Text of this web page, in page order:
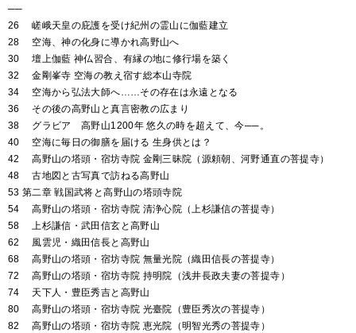
──
26 嵯峨天皇の庇護を受け紀州の霊山に伽藍建立
28 空海、神の化身に導かれ高野山へ
30 壇上伽藍 神仏習合、有縁の地に修行場を築く
32 金剛峯寺 空海の教え宿す総本山寺院
34 空海から弘法大師へ……その存在は永遠となる
36 その後の高野山と真言密教の広まり
38 グラビア 高野山1200年 悠久の時を超えて、今──。
40 空海に毎日の御膳を届ける 生身供とは？
42 高野山の塔頭・宿坊寺院 金剛三昧院（源頼朝、河野通直の菩提寺）
48 古地図と古写真で訪ねる高野山
53 第二章 戦国武将と高野山の塔頭寺院
54 高野山の塔頭・宿坊寺院 清浄心院（上杉謙信の菩提寺）
58 上杉謙信・武田信玄と高野山
62 風雲児・織田信長と高野山
68 高野山の塔頭・宿坊寺院 無量光院（織田信長の菩提寺）
72 高野山の塔頭・宿坊寺院 持明院（浅井長政夫妻の菩提寺）
74 天下人・豊臣秀吉と高野山
80 高野山の塔頭・宿坊寺院 光臺院（豊臣秀次の菩提寺）
82 高野山の塔頭・宿坊寺院 恵光院（明智光秀の菩提寺）